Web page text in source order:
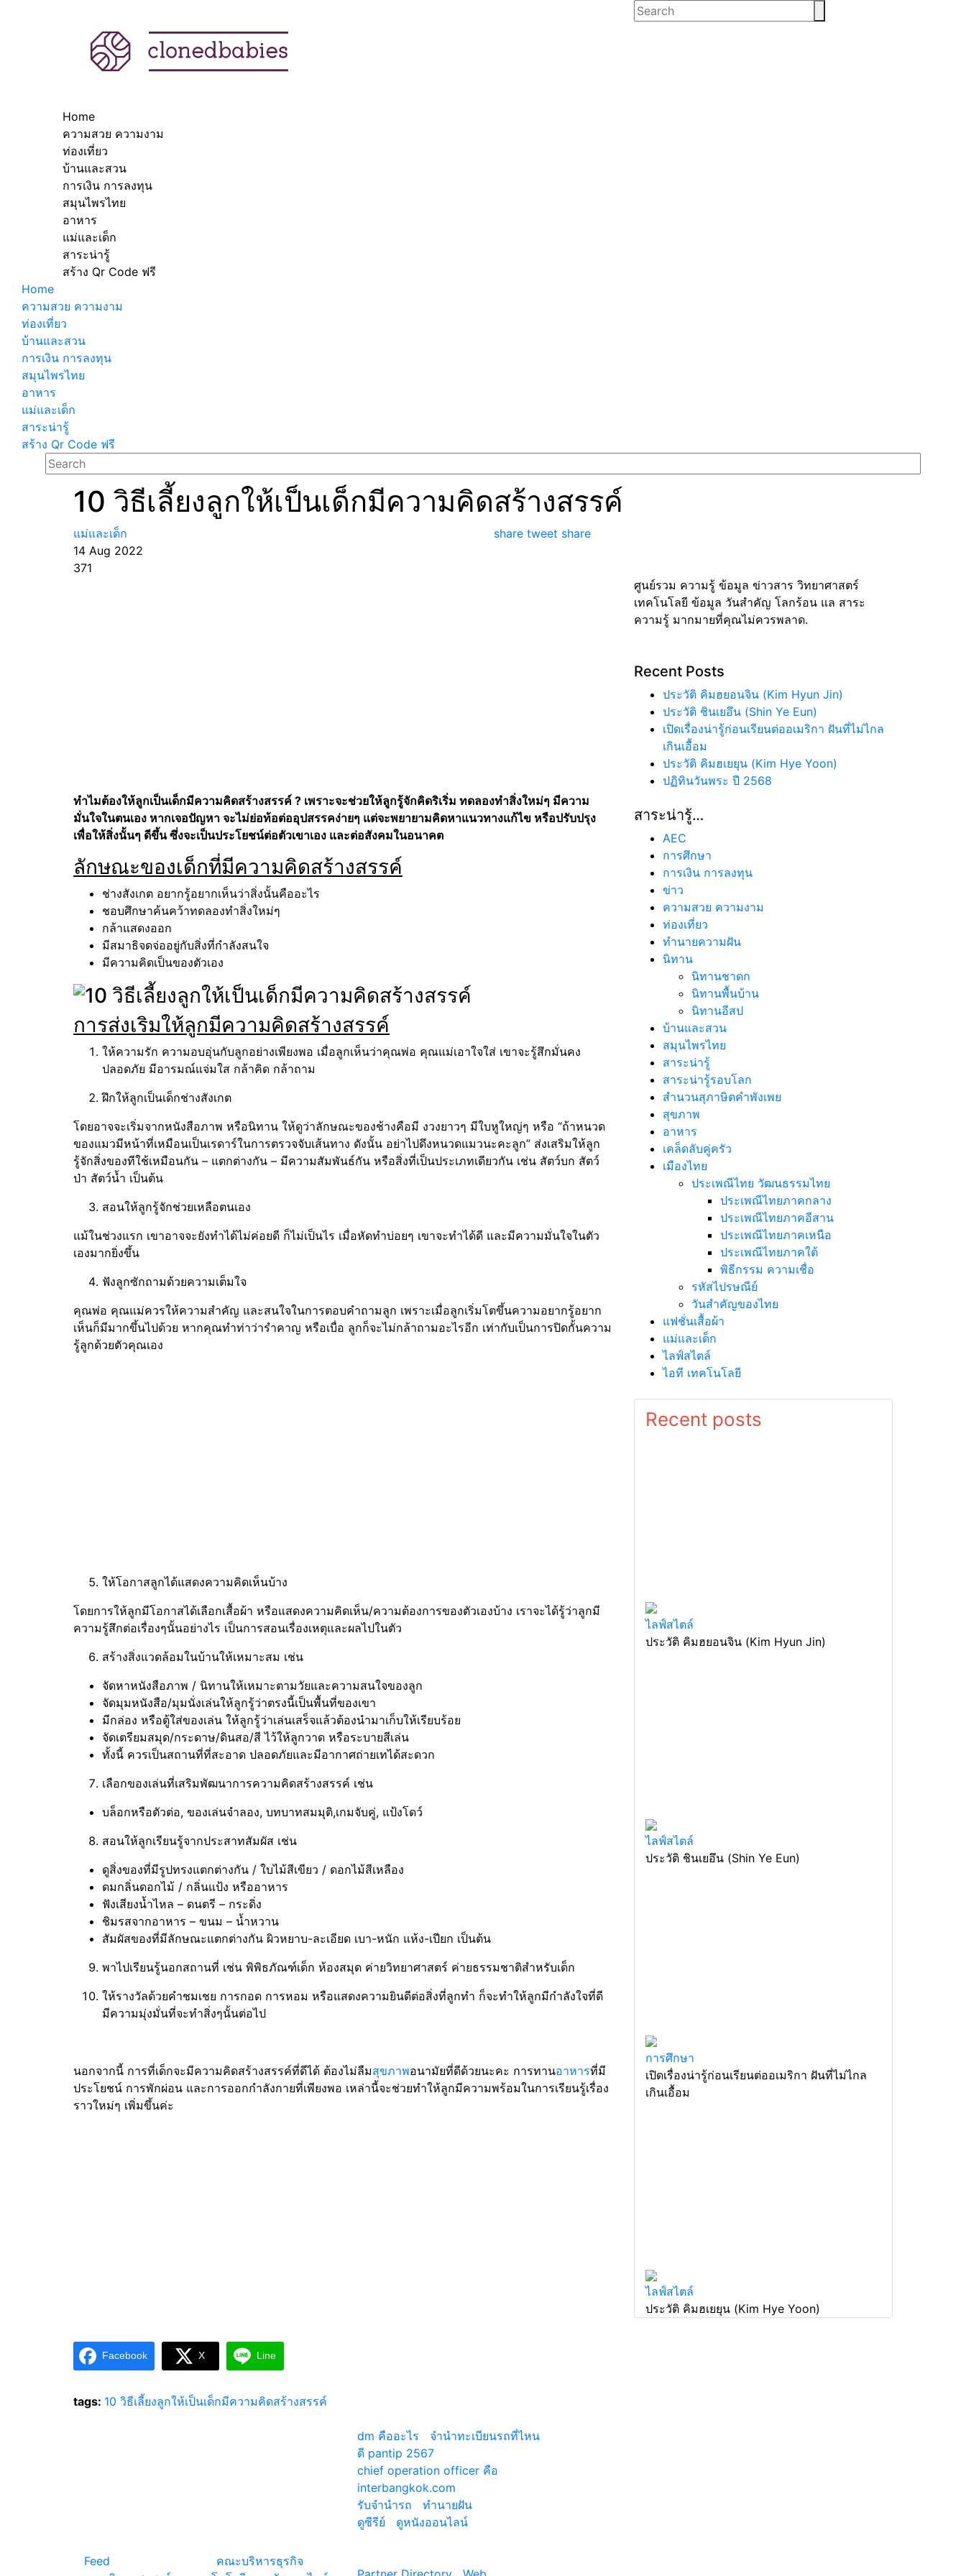
Home
ความสวย ความงาม
ท่องเที่ยว
บ้านและสวน
การเงิน การลงทุน
สมุนไพรไทย
อาหาร
แม่และเด็ก
สาระน่ารู้
สร้าง Qr Code ฟรี
Home
ความสวย ความงาม
ท่องเที่ยว
บ้านและสวน
การเงิน การลงทุน
สมุนไพรไทย
อาหาร
แม่และเด็ก
สาระน่ารู้
สร้าง Qr Code ฟรี
10 วิธีเลี้ยงลูกให้เป็นเด็กมีความคิดสร้างสรรค์
แม่และเด็ก
14 Aug 2022
371
share tweet share
ทำไมต้องให้ลูกเป็นเด็กมีความคิดสร้างสรรค์ ? เพราะจะช่วยให้ลูกรู้จักคิดริเริ่ม ทดลองทำสิ่งใหม่ๆ มีความ
มั่นใจในตนเอง หากเจอปัญหา จะไม่ย่อท้อต่ออุปสรรคง่ายๆ แต่จะพยายามคิดหาแนวทางแก้ไข หรือปรับปรุง
เพื่อให้สิ่งนั้นๆ ดีขึ้น ซึ่งจะเป็นประโยชน์ต่อตัวเขาเอง และต่อสังคมในอนาคต
ลักษณะของเด็กที่มีความคิดสร้างสรรค์
ช่างสังเกต อยากรู้อยากเห็นว่าสิ่งนั้นคืออะไร
ชอบศึกษาค้นคว้าทดลองทำสิ่งใหม่ๆ
กล้าแสดงออก
มีสมาธิจดจ่ออยู่กับสิ่งที่กำลังสนใจ
มีความคิดเป็นของตัวเอง
การส่งเริมให้ลูกมีความคิดสร้างสรรค์
ให้ความรัก ความอบอุ่นกับลูกอย่างเพียงพอ เมื่อลูกเห็นว่าคุณพ่อ คุณแม่เอาใจใส่ เขาจะรู้สึกมั่นคง
ปลอดภัย มีอารมณ์แจ่มใส กล้าคิด กล้าถาม
ฝึกให้ลูกเป็นเด็กช่างสังเกต
โดยอาจจะเริ่มจากหนังสือภาพ หรือนิทาน ให้ดูว่าลักษณะของช้างคือมี งวงยาวๆ มีใบหูใหญ่ๆ หรือ “ถ้าหนวด
ของแมวมีหน้าที่เหมือนเป็นเรดาร์ในการตรวจจับเส้นทาง ดังนั้น อย่าไปดึงหนวดแมวนะคะลูก” ส่งเสริมให้ลูก
รู้จักสิ่งของทีใช้เหมือนกัน – แตกต่างกัน – มีความสัมพันธ์กัน หรือสิ่งที่เป็นประเภทเดียวกัน เช่น สัตว์บก สัตว์
ป่า สัตว์น้ำ เป็นต้น
สอนให้ลูกรู้จักช่วยเหลือตนเอง
แม้ในช่วงแรก เขาอาจจะยังทำได้ไม่ค่อยดี ก็ไม่เป็นไร เมื่อหัดทำบ่อยๆ เขาจะทำได้ดี และมีความมั่นใจในตัว
เองมากยิ่งขึ้น
ฟังลูกซักถามด้วยความเต็มใจ
คุณพ่อ คุณแม่ควรให้ความสำคัญ และสนใจในการตอบคำถามลูก เพราะเมื่อลูกเริ่มโตขึ้นความอยากรู้อยาก
เห็นก็มีมากขึ้นไปด้วย หากคุณทำท่าว่ารำคาญ หรือเบื่อ ลูกก็จะไม่กล้าถามอะไรอีก เท่ากับเป็นการปิดกั้นความ
รู้ลูกด้วยตัวคุณเอง
ให้โอกาสลูกได้แสดงความคิดเห็นบ้าง
โดยการให้ลูกมีโอกาสได้เลือกเสื้อผ้า หรือแสดงความคิดเห็น/ความต้องการของตัวเองบ้าง เราจะได้รู้ว่าลูกมี
ความรู้สึกต่อเรื่องๆนั้นอย่างไร เป็นการสอนเรื่องเหตุและผลไปในตัว
สร้างสิ่งแวดล้อมในบ้านให้เหมาะสม เช่น
จัดหาหนังสือภาพ / นิทานให้เหมาะตามวัยและความสนใจของลูก
จัดมุมหนังสือ/มุมนั่งเล่นให้ลูกรู้ว่าตรงนี้เป็นพื้นที่ของเขา
มีกล่อง หรือตู้ใส่ของเล่น ให้ลูกรู้ว่าเล่นเสร็จแล้วต้องนำมาเก็บให้เรียบร้อย
จัดเตรียมสมุด/กระดาษ/ดินสอ/สี ไว้ให้ลูกวาด หรือระบายสีเล่น
ทั้งนี้ ควรเป็นสถานที่ที่สะอาด ปลอดภัยและมีอากาศถ่ายเทได้สะดวก
เลือกของเล่นที่เสริมพัฒนาการความคิดสร้างสรรค์ เช่น
บล็อกหรือตัวต่อ, ของเล่นจำลอง, บทบาทสมมุติ,เกมจับคู่, แป้งโดว์
สอนให้ลูกเรียนรู้จากประสาทสัมผัส เช่น
ดูสิ่งของที่มีรูปทรงแตกต่างกัน / ใบไม้สีเขียว / ดอกไม้สีเหลือง
ดมกลิ่นดอกไม้ / กลิ่นแป้ง หรืออาหาร
ฟังเสียงน้ำไหล – ดนตรี – กระดิ่ง
ชิมรสจากอาหาร – ขนม – น้ำหวาน
สัมผัสของที่มีลักษณะแตกต่างกัน ผิวหยาบ-ละเอียด เบา-หนัก แห้ง-เปียก เป็นต้น
พาไปเรียนรู้นอกสถานที่ เช่น พิพิธภัณฑ์เด็ก ห้องสมุด ค่ายวิทยาศาสตร์ ค่ายธรรมชาติสำหรับเด็ก
ให้รางวัลด้วยคำชมเชย การกอด การหอม หรือแสดงความยินดีต่อสิ่งที่ลูกทำ ก็จะทำให้ลูกมีกำลังใจที่ดี
มีความมุ่งมั่นที่จะทำสิ่งๆนั้นต่อไป
นอกจากนี้ การที่เด็กจะมีความคิดสร้างสรรค์ที่ดีได้ ต้องไม่ลืมสุขภาพอนามัยที่ดีด้วยนะคะ การทานอาหารที่มี
ประโยชน์ การพักผ่อน และการออกกำลังกายที่เพียงพอ เหล่านี้จะช่วยทำให้ลูกมีความพร้อมในการเรียนรู้เรื่อง
ราวใหม่ๆ เพิ่มขึ้นค่ะ
Facebook X Line
tags: 10 วิธีเลี้ยงลูกให้เป็นเด็กมีความคิดสร้างสรรค์
ศูนย์รวม ความรู้ ข้อมูล ข่าวสาร วิทยาศาสตร์
เทคโนโลยี ข้อมูล วันสำคัญ โลกร้อน แล สาระ
ความรู้ มากมายที่คุณไม่ควรพลาด.
Recent Posts
ประวัติ คิมฮยอนจิน (Kim Hyun Jin)
ประวัติ ชินเยอึน (Shin Ye Eun)
เปิดเรื่องน่ารู้ก่อนเรียนต่ออเมริกา ฝันที่ไม่ไกล
เกินเอื้อม
ประวัติ คิมฮเยยุน (Kim Hye Yoon)
ปฏิทินวันพระ ปี 2568
สาระน่ารู้…
AEC
การศึกษา
การเงิน การลงทุน
ข่าว
ความสวย ความงาม
ท่องเที่ยว
ทํานายความฝัน
นิทาน
นิทานชาดก
นิทานพื้นบ้าน
นิทานอีสป
บ้านและสวน
สมุนไพรไทย
สาระน่ารู้
สาระน่ารู้รอบโลก
สำนวนสุภาษิตคำพังเพย
สุขภาพ
อาหาร
เคล็ดลับคู่ครัว
เมืองไทย
ประเพณีไทย วัฒนธรรมไทย
ประเพณีไทยภาคกลาง
ประเพณีไทยภาคอีสาน
ประเพณีไทยภาคเหนือ
ประเพณีไทยภาคใต้
พิธีกรรม ความเชื่อ
รหัสไปรษณีย์
วันสำคัญของไทย
แฟชั่นเสื้อผ้า
แม่และเด็ก
ไลฟ์สไตล์
ไอที เทคโนโลยี
Recent posts
ไลฟ์สไตล์
ประวัติ คิมฮยอนจิน (Kim Hyun Jin)
ไลฟ์สไตล์
ประวัติ ชินเยอึน (Shin Ye Eun)
การศึกษา
เปิดเรื่องน่ารู้ก่อนเรียนต่ออเมริกา ฝันที่ไม่ไกล
เกินเอื้อม
ไลฟ์สไตล์
ประวัติ คิมฮเยยุน (Kim Hye Yoon)
Feed
คณะบริหารธุรกิจ
dm คืออะไร
จํานําทะเบียนรถที่ไหน
ดี pantip 2567
chief operation officer คือ
interbangkok.com
รับจํานํารถ
ทํานายฝัน
ดูซีรีย์
ดูหนังออนไลน์